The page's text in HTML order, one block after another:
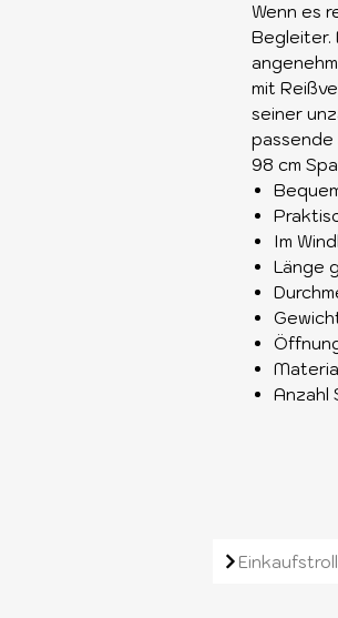
Wenn es
Begleiter.
mit
seiner
passende
98 cm
Im
Länge
Anzahl